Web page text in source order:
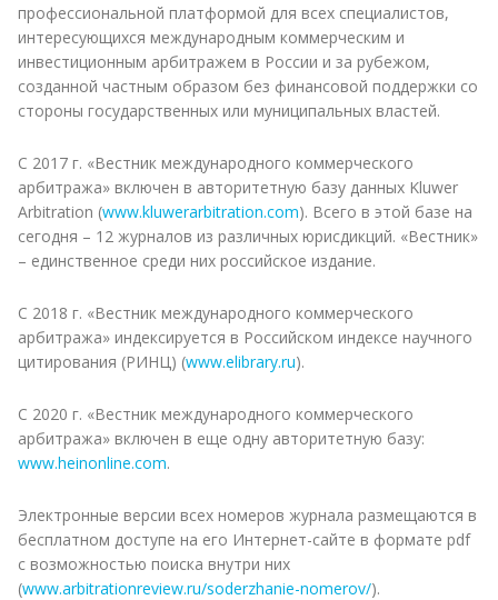
профессиональной платформой для всех специалистов,
интересующихся международным коммерческим и
инвестиционным арбитражем в России и за рубежом,
созданной частным образом без финансовой поддержки со
стороны государственных или муниципальных властей.
С 2017 г. «Вестник международного коммерческого
арбитража» включен в авторитетную базу данных Kluwer
Arbitration (www.kluwerarbitration.com). Всего в этой базе на
сегодня – 12 журналов из различных юрисдикций. «Вестник»
– единственное среди них российское издание.
С 2018 г. «Вестник международного коммерческого
арбитража» индексируется в Российском индексе научного
цитирования (РИНЦ) (www.elibrary.ru).
С 2020 г. «Вестник международного коммерческого
арбитража» включен в еще одну авторитетную базу:
www.heinonline.com.
Электронные версии всех номеров журнала размещаются в
бесплатном доступе на его Интернет-сайте в формате pdf
с возможностью поиска внутри них
(www.arbitrationreview.ru/soderzhanie-nomerov/).